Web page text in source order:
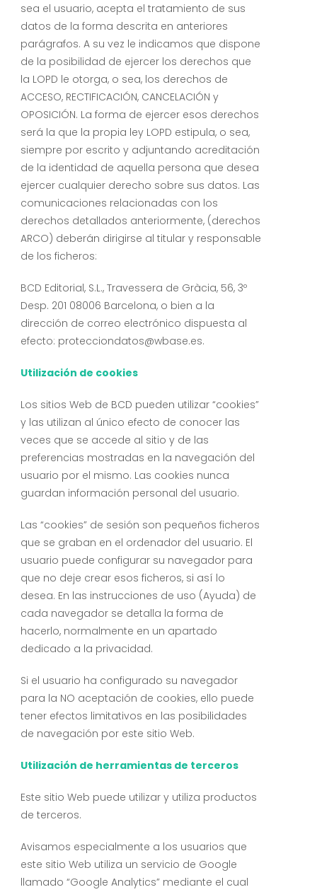
sea el usuario, acepta el tratamiento de sus
datos de la forma descrita en anteriores
parágrafos. A su vez le indicamos que dispone
de la posibilidad de ejercer los derechos que
la LOPD le otorga, o sea, los derechos de
ACCESO, RECTIFICACIÓN, CANCELACIÓN y
OPOSICIÓN. La forma de ejercer esos derechos
será la que la propia ley LOPD estipula, o sea,
siempre por escrito y adjuntando acreditación
de la identidad de aquella persona que desea
ejercer cualquier derecho sobre sus datos. Las
comunicaciones relacionadas con los
derechos detallados anteriormente, (derechos
ARCO) deberán dirigirse al titular y responsable
de los ficheros:
BCD Editorial, S.L., Travessera de Gràcia, 56, 3º
Desp. 201 08006 Barcelona, o bien a la
dirección de correo electrónico dispuesta al
efecto: protecciondatos@wbase.es.
Utilización de cookies
Los sitios Web de BCD pueden utilizar “cookies”
y las utilizan al único efecto de conocer las
veces que se accede al sitio y de las
preferencias mostradas en la navegación del
usuario por el mismo. Las cookies nunca
guardan información personal del usuario.
Las “cookies” de sesión son pequeños ficheros
que se graban en el ordenador del usuario. El
usuario puede configurar su navegador para
que no deje crear esos ficheros, si así lo
desea. En las instrucciones de uso (Ayuda) de
cada navegador se detalla la forma de
hacerlo, normalmente en un apartado
dedicado a la privacidad.
Si el usuario ha configurado su navegador
para la NO aceptación de cookies, ello puede
tener efectos limitativos en las posibilidades
de navegación por este sitio Web.
Utilización de herramientas de terceros
Este sitio Web puede utilizar y utiliza productos
de terceros.
Avisamos especialmente a los usuarios que
este sitio Web utiliza un servicio de Google
llamado “Google Analytics” mediante el cual